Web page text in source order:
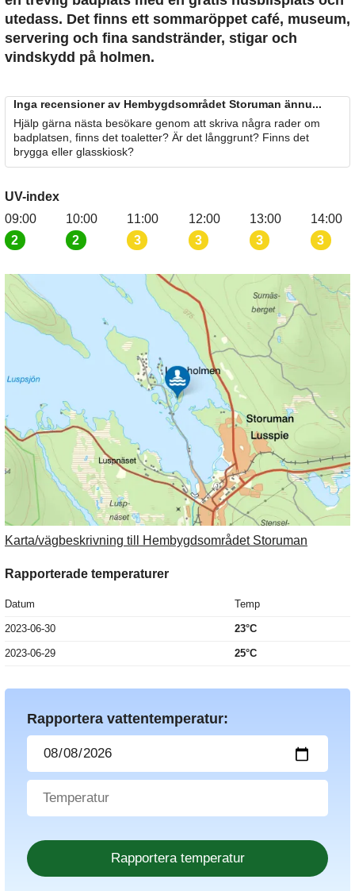
utedass. Det finns ett sommaröppet café, museum,
servering och fina sandstränder, stigar och
vindskydd på holmen.
Inga recensioner av Hembygdsområdet Storuman ännu...
Hjälp gärna nästa besökare genom att skriva några rader om
badplatsen, finns det toaletter? Är det långgrunt? Finns det
brygga eller glasskiosk?
UV-index
09:00
2
10:00
2
11:00
3
12:00
3
13:00
3
14:00
3
Karta/vägbeskrivning till Hembygdsområdet Storuman
Rapporterade temperaturer
Datum Temp
2023-06-30 23°C
2023-06-29 25°C
Rapportera vattentemperatur: